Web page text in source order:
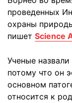
проведенных
охраны
пишет Science
Ученые
потому что он
основном
относится к